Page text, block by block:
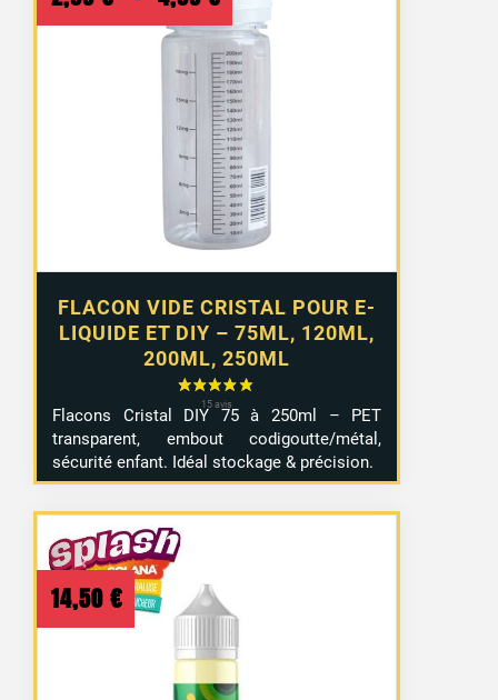
FLACON VIDE CRISTAL POUR E-
LIQUIDE ET DIY – 75ML, 120ML,
200ML, 250ML
de
prix :
2,99 €
à
4,99 €
Flacons Cristal DIY 75 à 250ml – PET
transparent, embout codigoutte/métal,
sécurité enfant. Idéal stockage & précision.
14,50 €